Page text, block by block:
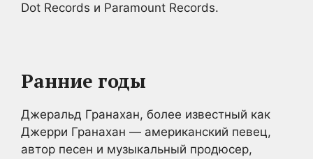
Dot Records и Paramount Records.
Ранние годы
Джеральд Гранахан, более известный как
Джерри Гранахан — американский певец,
автор песен и музыкальный продюсер,